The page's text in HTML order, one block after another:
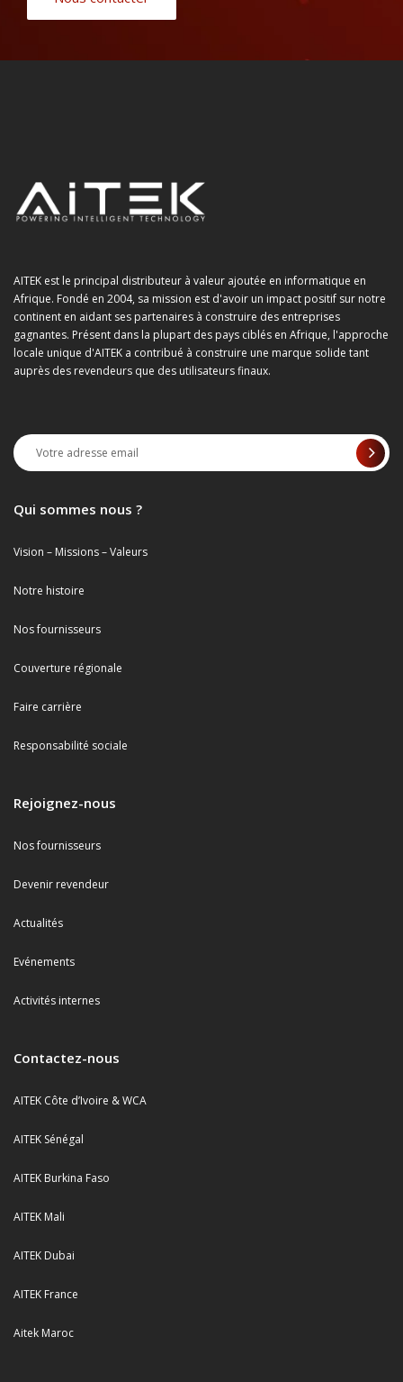
AITEK est le principal distributeur à valeur ajoutée en informatique en
Afrique. Fondé en 2004, sa mission est d'avoir un impact positif sur notre
continent en aidant ses partenaires à construire des entreprises
gagnantes. Présent dans la plupart des pays ciblés en Afrique, l'approche
locale unique d'AITEK a contribué à construire une marque solide tant
auprès des revendeurs que des utilisateurs finaux.
Qui sommes nous ?
Vision – Missions – Valeurs
Notre histoire
Nos fournisseurs
Couverture régionale
Faire carrière
Responsabilité sociale
Rejoignez-nous
Nos fournisseurs
Devenir revendeur
Actualités
Evénements
Activités internes
Contactez-nous
AITEK Côte d’Ivoire & WCA
AITEK Sénégal
AITEK Burkina Faso
AITEK Mali
AITEK Dubai
AITEK France
Aitek Maroc